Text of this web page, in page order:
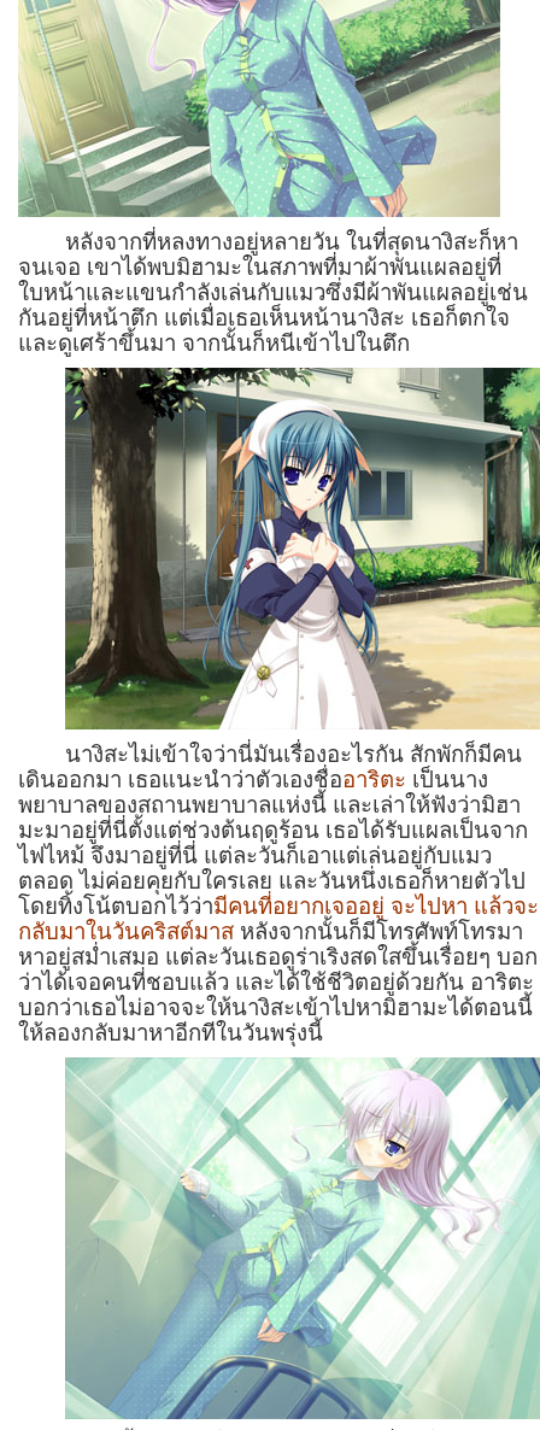
หลังจากที่หลงทางอยู่หลายวัน ในที่สุดนางิสะก็หา
จนเจอ เขาได้พบมิฮามะในสภาพที่มาผ้าพันแผลอยู่ที่
ใบหน้าและแขนกำลังเล่นกับแมวซึ่งมีผ้าพันแผลอยู่เช่น
กันอยู่ที่หน้าตึก แต่เมื่อเธอเห็นหน้านางิสะ เธอก็ตกใจ
และดูเศร้าขึ้นมา จากนั้นก็หนีเข้าไปในตึก
นางิสะไม่เข้าใจว่านี่มันเรื่องอะไรกัน สักพักก็มีคน
เดินออกมา เธอแนะนำว่าตัวเองชื่ออาริตะ เป็นนาง
พยาบาลของสถานพยาบาลแห่งนี้ และเล่าให้ฟังว่ามิฮา
มะมาอยู่ที่นี่ตั้งแต่ช่วงต้นฤดูร้อน เธอได้รับแผลเป็นจาก
ไฟไหม้ จึงมาอยู่ที่นี่ แต่ละวันก็เอาแต่เล่นอยู่กับแมว
ตลอด ไม่ค่อยคุยกับใครเลย และวันหนึ่งเธอก็หายตัวไป
โดยทิ้งโน้ตบอกไว้ว่ามีคนที่อยากเจออยู่ จะไปหา แล้วจะ
กลับมาในวันคริสต์มาส หลังจากนั้นก็มีโทรศัพท์โทรมา
หาอยู่สม่ำเสมอ แต่ละวันเธอดูร่าเริงสดใสขึ้นเรื่อยๆ บอก
ว่าได้เจอคนที่ชอบแล้ว และได้ใช้ชีวิตอยู่ด้วยกัน อาริตะ
บอกว่าเธอไม่อาจจะให้นางิสะเข้าไปหามิฮามะได้ตอนนี้
ให้ลองกลับมาหาอีกทีในวันพรุ่งนี้